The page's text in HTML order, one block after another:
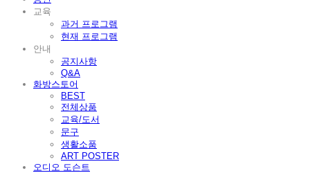
교육
과거 프로그램
현재 프로그램
안내
공지사항
Q&A
화방스토어
BEST
전체상품
교육/도서
문구
생활소품
ART POSTER
오디오 도슨트